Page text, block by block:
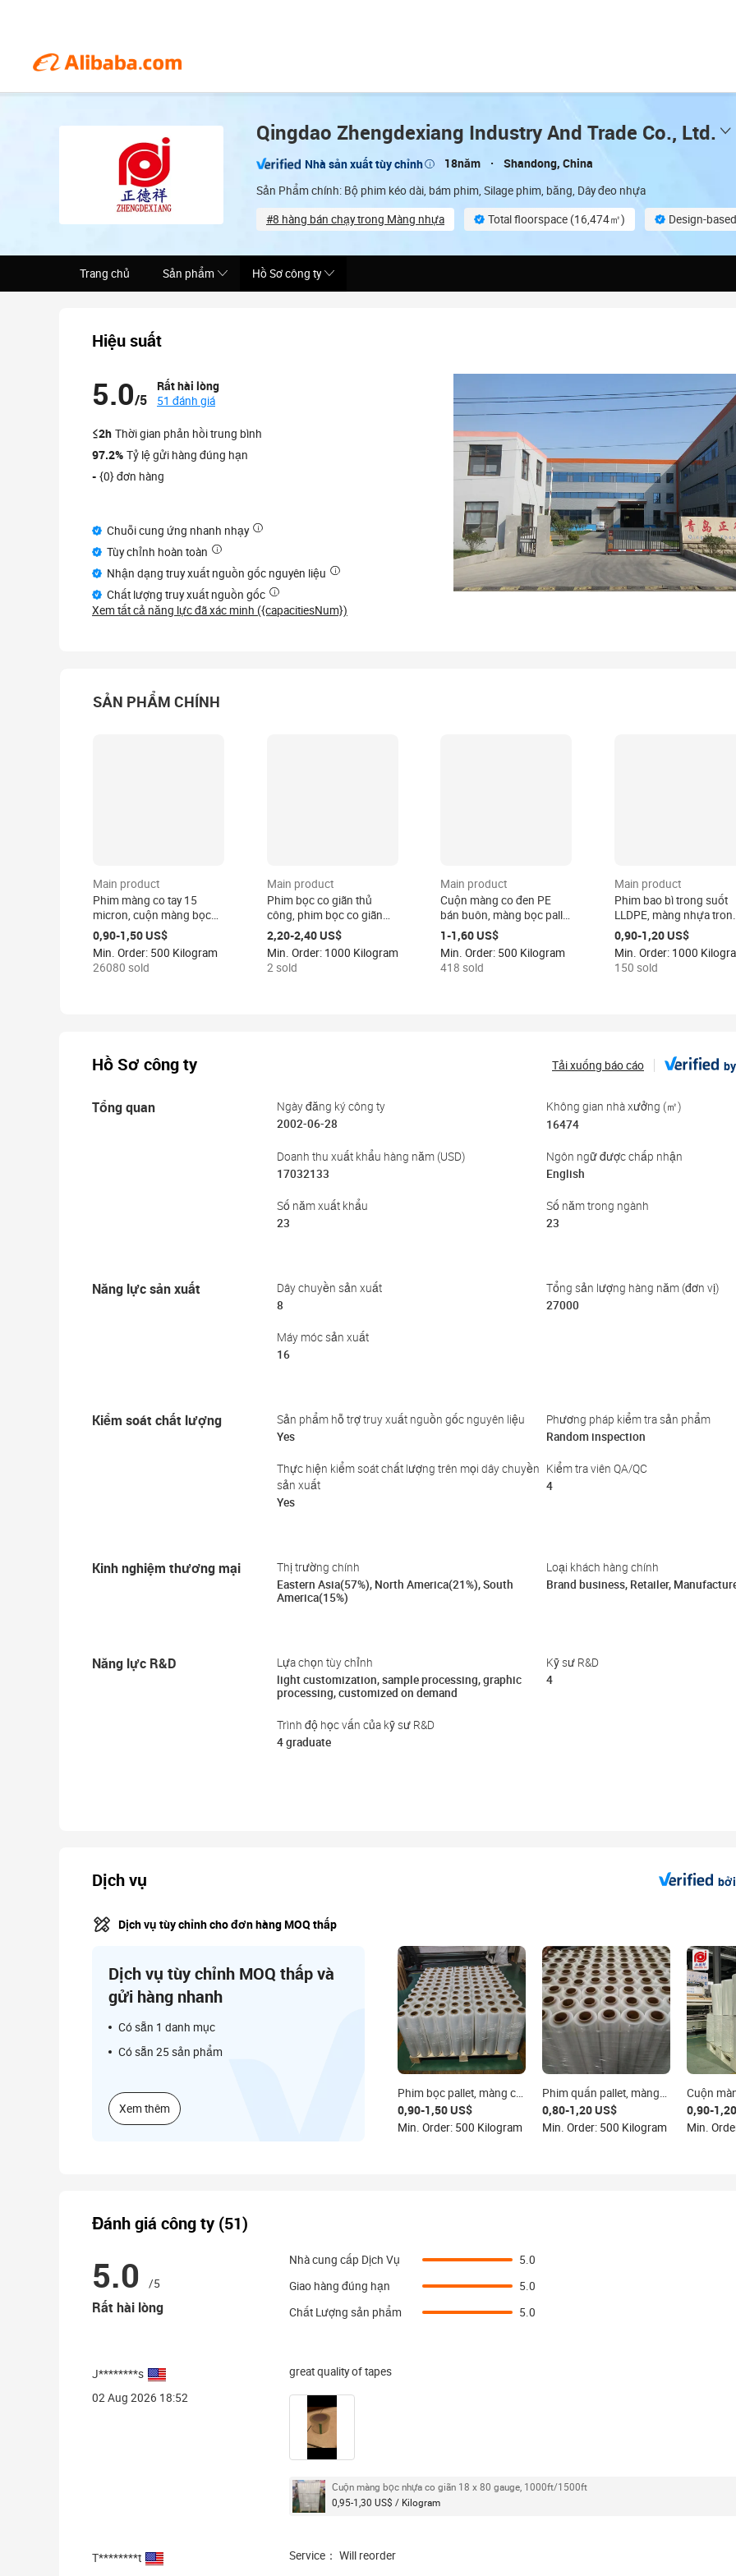
Qingdao Zhengdexiang Industry And Trade Co., Ltd.
Nhà sản xuất tùy chỉnh 18năm Shandong, China
Sản Phẩm chính: Bộ phim kéo dài, bám phim, Silage phim, băng, Dây đeo nhựa
#8 hàng bán chạy trong Màng nhựa Total floorspace (16,474㎡)
Design-
Trang chủ Sản phẩm Hồ Sơ công ty
Hiệu suất
5.0/5
Rất hài lòng
51 đánh giá
≤2h Thời gian phản hồi trung bình
97.2% Tỷ lệ gửi hàng đúng hạn
- {0} đơn hàng
Chuỗi cung ứng nhanh nhạy
Tùy chỉnh hoàn toàn
Nhận dạng truy xuất nguồn gốc nguyên liệu
Chất lượng truy xuất nguồn gốc
Xem tất cả năng lực đã xác minh ({capacitiesNum})
SẢN PHẨM CHÍNH
Main product
Phim màng co tay 15
micron, cuộn màng bọc
pallet 15mic, màng nhựa
trong suốt công nghiệp
15 micron, nhà sản xuất
Trung Quốc
0,90-1,50 US$
Min. Order: 500 Kilogram
26080 sold
Main product
Phim bọc co giãn thủ
công, phim bọc co giãn
chịu lực cao, phim bọc co
giãn đã qua xử lý đúc
2,20-2,40 US$
Min. Order: 1000 Kilogram
2 sold
Main product
Cuộn màng co đen PE
bán buôn, màng bọc pallet
đen, màng nhựa đóng gói,
màng co tay, màng bọc
hàng thủ công
1-1,60 US$
Min. Order: 500 Kilogram
418 sold
Main product
Phim bao bì trong suốt
LLDPE, màng nhựa
suốt, màng bọc co giãn,
màng bọc hàng hóa,
màng co nhiệt dùng cho
đóng gói
0,90-1,20 US$
Min. Order: 1000
150 sold
Hồ Sơ công ty Tải xuống báo cáo
Tổng quan
Ngày đăng ký công ty
2002-06-28
Không gian nhà xưởng (㎡)
16474
Doanh thu xuất khẩu hàng năm (USD)
17032133
Ngôn ngữ được chấp nhận
English
Số năm xuất khẩu
23
Số năm trong ngành
23
Năng lực sản xuất
Dây chuyền sản xuất
8
Tổng sản lượng hàng năm (đơn vị)
27000
Máy móc sản xuất
16
Kiểm soát chất lượng
Sản phẩm hỗ trợ truy xuất nguồn gốc nguyên liệu
Yes
Phương pháp kiểm tra sản phẩm
Random inspection
Thực hiện kiểm soát chất lượng trên mọi dây chuyền
sản xuất
Yes
Kiểm tra viên QA/QC
4
Kinh nghiệm thương mại
Thị trường chính
Eastern Asia(57%), North America(21%), South
America(15%)
Loại khách hàng chính
Brand business, Retailer,
Năng lực R&D
Lựa chọn tùy chỉnh
light customization, sample processing, graphic
processing, customized on demand
Kỹ sư R&D
4
Trình độ học vấn của kỹ sư R&D
4 graduate
Dịch vụ bởi
Dịch vụ tùy chỉnh cho đơn hàng MOQ thấp
Dịch vụ tùy chỉnh MOQ thấp và
gửi hàng nhanh
Có sẵn 1 danh mục
Có sẵn 25 sản phẩm
Xem thêm
Phim bọc pallet, màng co,
màng trong suốt, màng
co LLDPE, màng căng
công nghiệp, màng bọc
0,90-1,50 US$
Min. Order: 500 Kilogram
Phim quấn pallet, màng
co, cuộn màng bọc trong
suốt, màng nhựa đóng
gói, cuộn màng co nhiệt
0,80-1,20 US$
Min. Order: 500 Kilogram
Cuộn
Jumbo
cao bán
0,90-
Đánh giá công ty (51)
5.0 /5
Rất hài lòng
Nhà cung cấp Dịch Vụ
5.0
Giao hàng đúng hạn
5.0
Chất Lượng sản phẩm
5.0
J********s
02 Aug 2026 18:52
great quality of tapes
Cuộn màng bọc nhựa co giãn 18 x 80 gauge, 1000ft/1500ft
0,95-1,30 US$ / Kilogram
T********t
Service： Will reorder